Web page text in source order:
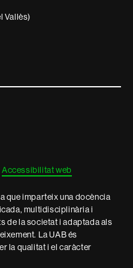
Vallès)
Accessibilitat web
que imparteix una docència
multidisciplinària i
de la societat i adaptada als
La UAB és
la qualitat i el caràcter